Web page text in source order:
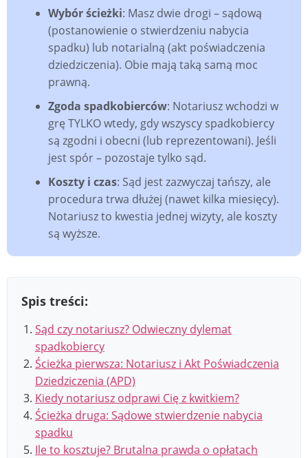
Wybór ścieżki: Masz dwie drogi – sądową
(postanowienie o stwierdzeniu nabycia
spadku) lub notarialną (akt poświadczenia
dziedziczenia). Obie mają taką samą moc
prawną.
Zgoda spadkobierców: Notariusz wchodzi w
grę TYLKO wtedy, gdy wszyscy spadkobiercy
są zgodni i obecni (lub reprezentowani). Jeśli
jest spór – pozostaje tylko sąd.
Koszty i czas: Sąd jest zazwyczaj tańszy, ale
procedura trwa dłużej (nawet kilka miesięcy).
Notariusz to kwestia jednej wizyty, ale koszty
są wyższe.
Spis treści:
Sąd czy notariusz? Odwieczny dylemat
spadkobiercy
Ścieżka pierwsza: Notariusz i Akt Poświadczenia
Dziedziczenia (APD)
Kiedy notariusz odprawi Cię z kwitkiem?
Ścieżka druga: Sądowe stwierdzenie nabycia
spadku
Ile to kosztuje? Brutalna prawda o opłatach